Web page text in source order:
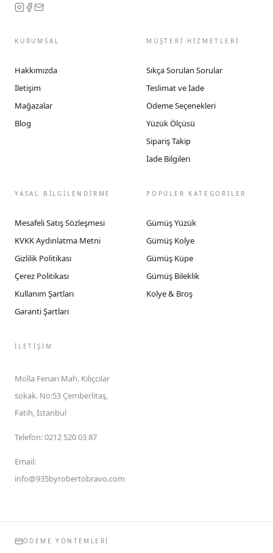
KURUMSAL
Hakkımızda
İletişim
Mağazalar
Blog
MÜŞTERİ HİZMETLERİ
Sıkça Sorulan Sorular
Teslimat ve İade
Ödeme Seçenekleri
Yüzük Ölçüsü
Sipariş Takip
İade Bilgileri
YASAL BİLGİLENDİRME
Mesafeli Satış Sözleşmesi
KVKK Aydınlatma Metni
Gizlilik Politikası
Çerez Politikası
Kullanım Şartları
Garanti Şartları
POPÜLER KATEGORİLER
Gümüş Yüzük
Gümüş Kolye
Gümüş Küpe
Gümüş Bileklik
Kolye & Broş
İLETIŞIM
Molla Fenari Mah. Kılıçcılar
sokak. No:53 Çemberlitaş,
Fatih, İstanbul
Telefon:0212 520 03 87
Email:
info@935byrobertobravo.com
ÖDEME YÖNTEMLERI